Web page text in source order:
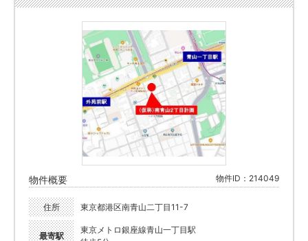
物件概要 物件ID：214049
住所 東京都港区南青山二丁目11-7
最寄駅
東京メトロ銀座線青山一丁目駅